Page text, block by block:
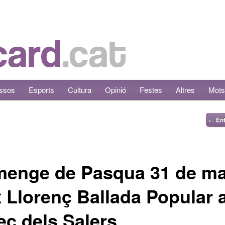
Esports Cultura Opinió Festes Altres
←
de Pasqua 31 de
Llorenç Ballada Popular
dels Salers